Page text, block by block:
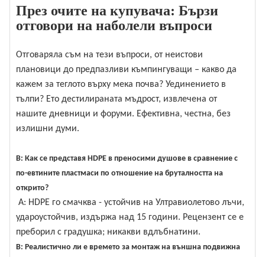
През очите на купувача: Бързи
отговори на наболели въпроси
Отговаряла съм на тези въпроси, от неистови
плановици до предпазливи къмпингуващи – какво да
кажем за теглото върху мека почва? Уединението в
тълпи? Ето дестилираната мъдрост, извлечена от
нашите дневници и форуми. Ефективна, честна, без
излишни думи.
В: Как се представя HDPE в преносими душове в сравнение с
по-евтините пластмаси по отношение на бруталността на
открито?
A: HDPE го смачква - устойчив на Ултравиолетово лъчи,
удароустойчив, издържа над 15 години. Рецензент се е
преборил с градушка; никакви вдлъбнатини.
В: Реалистично ли е времето за монтаж на външна подвижна